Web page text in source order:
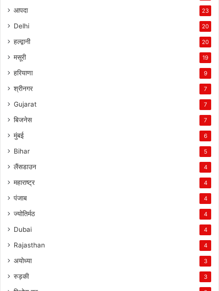
आपदा 23
Delhi 20
हल्द्वानी 20
मसूरी 19
हरियाणा 9
श्रीनगर 7
Gujarat 7
बिजनेस 7
मुंबई 6
Bihar 5
लैंसडाउन 4
महाराष्ट्र 4
पंजाब 4
ज्योतिर्मठ 4
Dubai 4
Rajasthan 4
अयोध्या 3
रुड़की 3